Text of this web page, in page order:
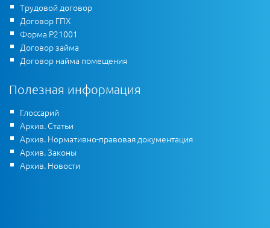
Трудовой договор
Договор ГПХ
Форма Р21001
Договор займа
Договор найма помещения
Полезная информация
Глоссарий
Архив. Статьи
Архив. Нормативно-правовая документация
Архив. Законы
Архив. Новости